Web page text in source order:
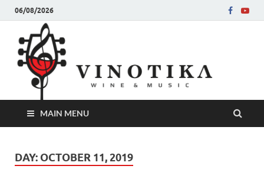
06/08/2026
MAIN MENU
DAY: OCTOBER 11, 2019